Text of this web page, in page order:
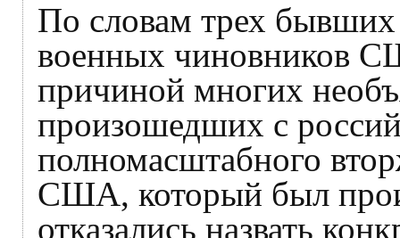
По словам трех
военных чиновников
причиной многих
произошедших с
полномасштабного
США, который был
отказались назвать